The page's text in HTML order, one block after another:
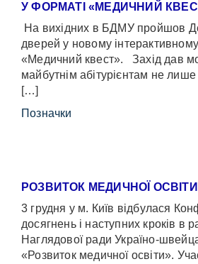
У ФОРМАТІ «МЕДИЧНИЙ
На вихідних в БДМУ пройшов
дверей у новому
«Медичний квест». Захід дав
майбутнім абітурієнтам не
[…]
Позначки
РОЗВИТОК МЕДИЧНОЇ ОСВІТИ
3 грудня у м. Київ відбулася
досягнень і наступних кроків в
Наглядової ради Україно-
«Розвиток медичної освіти».